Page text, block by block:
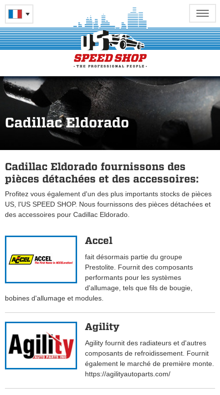
Cadillac Eldorado
Cadillac Eldorado fournissons des
pièces détachées et des accessoires:
Profitez vous également d'un des plus importants stocks de pièces
US, l'US SPEED SHOP. Nous fournissons des pièces détachées et
des accessoires pour Cadillac Eldorado.
Accel
fait désormais partie du groupe
Prestolite. Fournit des composants
performants pour les systèmes
d'allumage, tels que fils de bougie,
bobines d'allumage et modules.
Agility
Agility fournit des radiateurs et d'autres
composants de refroidissement. Fournit
également le marché de première monte.
https://agilityautoparts.com/